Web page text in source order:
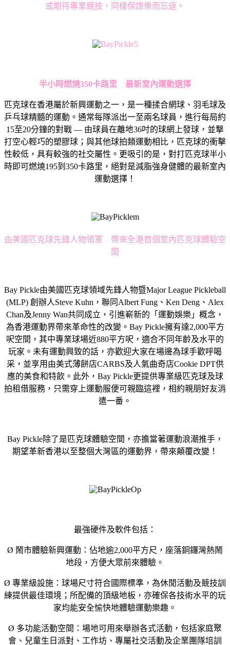
或期待專業競技，同樣保證樂而忘返。
半小時燃燒350卡路里 最新室內運動選擇
匹克球在香港屬於新興運動之一，是一種揉合網球、羽毛球及
乒乓球精髓的運動。通常每隊派出一至兩名球員，進行每局約
15至20分鐘的對戰 — 由球員在離地36吋的球網上發球，並撃
打空心輕巧的塑膠球；與其他球拍類運動相比，匹克球的衝擊
性較低，具有較強的社交屬性。更吸引的是，對打匹克球半小
時即可燃燒195到350卡路里，絕對是減脂強身健體的最新室內
運動選擇！
由美國匹克球先鋒人物領軍 帶來全港首個室內匹克球體驗空
間
Bay Pickle由美國匹克球領域先鋒人物暨Major League Pickleball
(MLP) 創辦人Steve Kuhn，聯同Albert Fung、Ken Deng、Alex
Chan及Jenny Wan共同成立，引進嶄新的「運動娛樂」概念，
為香港運動界帶來革命性的改變。Bay Pickle擁有達2,000平方
呎空間，其中專業球場近880平方呎，適合不同年齡及水平的
玩家。未有運動興致的話，亦歡迎大家在場邊為球手歡呼喝
采，並享用由美式薄餅店CARBS及人氣曲奇店Cookie DPT供
應的美食和特飲。此外，Bay Pickle更提供專業級匹克球及球
拍租借服務，只需穿上運動服便可親臨這裡，相約親朋好友消
遣一番。
Bay Pickle除了是匹克球體驗空間，亦擔當著運動浪潮推手，
期望革新香港以至整個大灣區的運動界，帶來顛覆改變！
最強硬件及軟件包括：
Ø 鬧市體驗新興運動：佔地逾2,000平方尺，座落銅鑼灣熱鬧
地段，方便大眾前來體驗。
Ø 專業級設施：球場尺寸符合國際標準，為休閒活動及競技訓
練提供最佳環境；所配備的頂級地板，亦確保各技術水平的玩
家均能安全愉快地體驗運動樂趣。
Ø 多功能活動空間：場地可用來舉辦各式活動，包括家庭聚
會、兒童生日派對、工作坊、專屬社交活動及企業團隊培訓